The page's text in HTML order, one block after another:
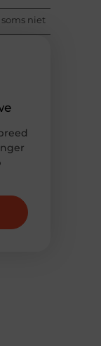
niet